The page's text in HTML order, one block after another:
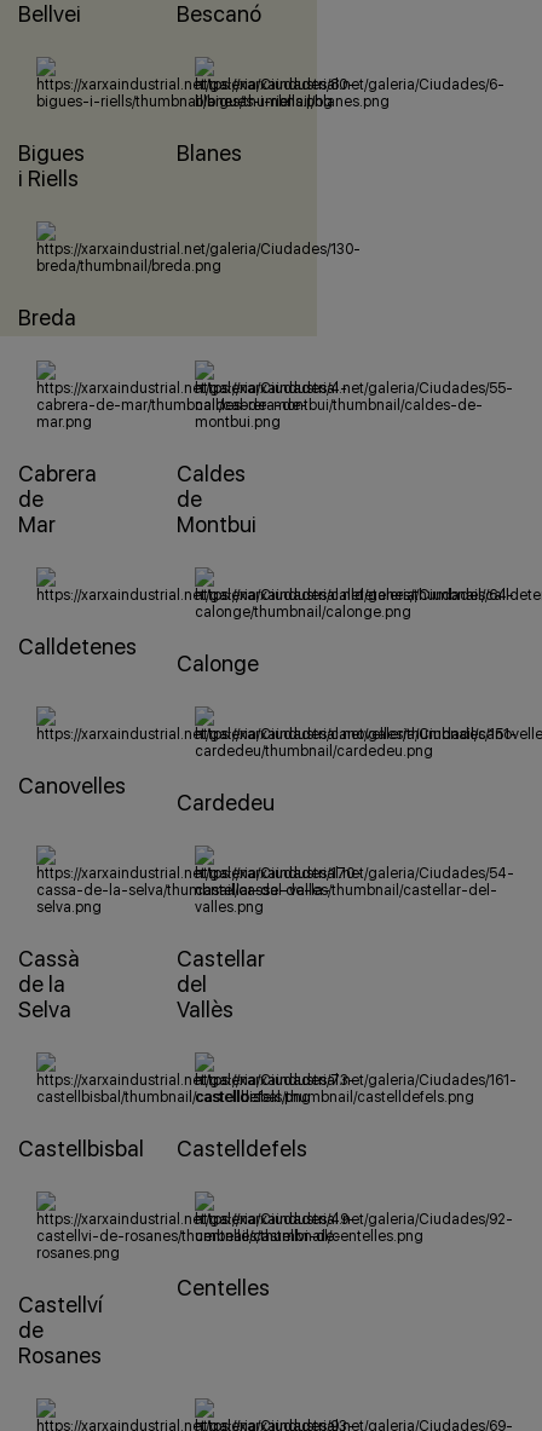
Bellvei Bescanó
Bigues
i Riells
Blanes
Breda
Cabrera
de
Mar
Caldes
de
Montbui
Calldetenes
Calonge
Canovelles
Cardedeu
Cassà
de la
Selva
Castellar
del
Vallès
Castellbisbal Castelldefels
Castellví
de
Rosanes
Centelles